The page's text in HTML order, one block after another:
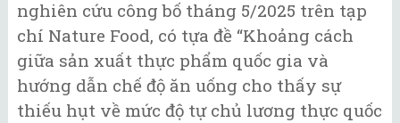
nghiên cứu công bố tháng 5/2025 trên tạp
chí Nature Food, có tựa đề “Khoảng cách
giữa sản xuất thực phẩm quốc gia và
hướng dẫn chế độ ăn uống cho thấy sự
thiếu hụt về mức độ tự chủ lương thực quốc